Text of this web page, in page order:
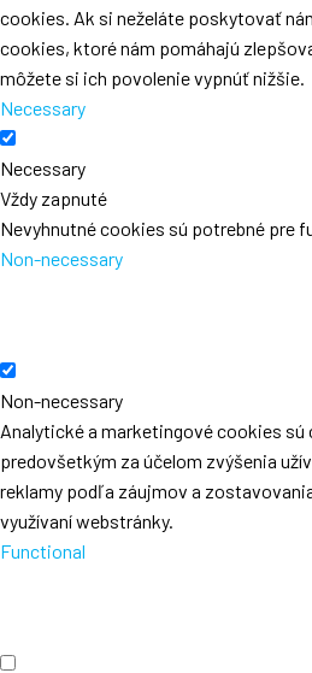
cookies. Ak si neželáte poskytovať
cookies, ktoré nám pomáhajú
môžete si ich povolenie vypnúť nižšie.
Necessary
Necessary
Vždy zapnuté
Nevyhnutné cookies sú potrebné pre
Non-necessary
Non-necessary
Analytické a marketingové cookies
predovšetkým za účelom zvýšenia
reklamy podľa záujmov a
využívaní webstránky.
Functional